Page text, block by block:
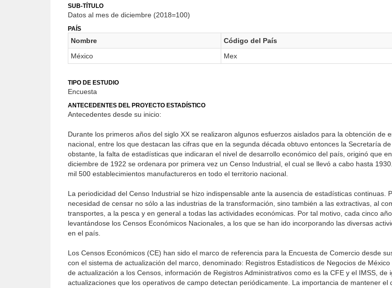
SUB-TÍTULO
Datos al mes de diciembre (2018=100)
PAÍS
Nombre
Código del País
México
Mex
TIPO DE ESTUDIO
Encuesta
ANTECEDENTES DEL PROYECTO ESTADÍSTICO
Antecedentes desde su inicio:
Durante los primeros años del siglo XX se realizaron algunos esfuerzos aislados para la obtención de
nacional, entre los que destacan las cifras que en la segunda década obtuvo entonces la Secretaría
obstante, la falta de estadísticas que indicaran el nivel de desarrollo económico del país, originó que
diciembre de 1922 se ordenara por primera vez un Censo Industrial, el cual se llevó a cabo hasta
mil 500 establecimientos manufactureros en todo el territorio nacional.
La periodicidad del Censo Industrial se hizo indis­pensable ante la ausencia de estadísticas continuas.
necesidad de censar no sólo a las industrias de la transformación, sino tam­bién a las extractivas, al
transportes, a la pesca y en general a todas las acti­vidades económicas. Por tal motivo, cada cinco
levantándose los Censos Económicos Nacionales, a los que se han ido incor­porando las diversas
en el país.
Los Censos Económicos (CE) han sido el marco de referencia para la Encuesta de Comercio desde
con el sistema de actualización del marco, denominado: Registros Estadísticos de Negocios de
de actualización a los Censos, información de Registros Administrativos como es la CFE y el IMSS, de
actualizaciones que los operativos de campo detectan periódicamente. La importancia de mantener el